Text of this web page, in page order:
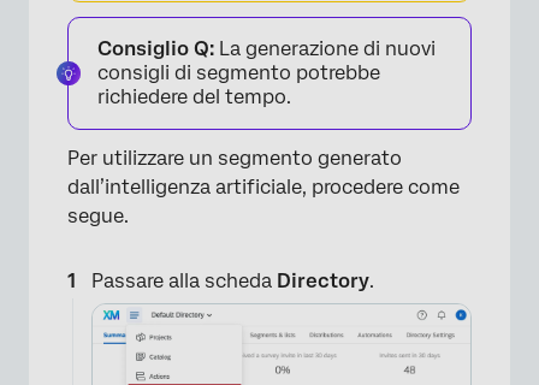
Consiglio Q: La generazione di nuovi
consigli di segmento potrebbe
richiedere del tempo.
Per utilizzare un segmento generato
dall’intelligenza artificiale, procedere come
segue.
Passare alla scheda Directory.